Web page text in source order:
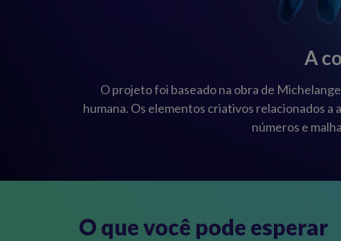
A
O projeto foi baseado na obra de
humana. Os elementos criativos relacionados
números e
O que você pode esperar